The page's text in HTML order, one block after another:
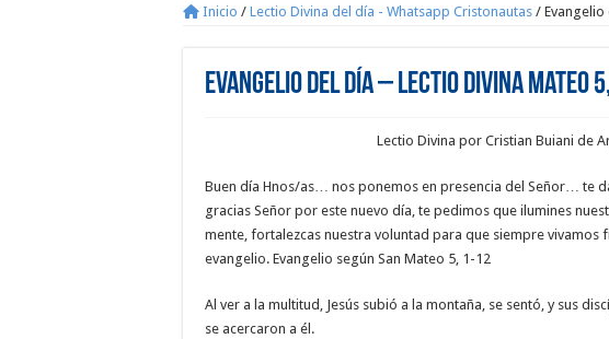
Inicio / Lectio Divina del día - Whatsapp Cristonautas / Evangelio
Evangelio del día – Lectio Divina Mateo
Lectio Divina por Cristian Buiani de
Buen día Hnos/as… nos ponemos en presencia del Señor… te
gracias Señor por este nuevo día, te pedimos que ilumines
mente, fortalezcas nuestra voluntad para que siempre vivamos
evangelio. Evangelio según San Mateo 5, 1-12
Al ver a la multitud, Jesús subió a la montaña, se sentó, y sus
se acercaron a él.